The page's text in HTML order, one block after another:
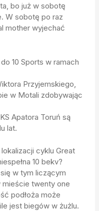
bo już w sobotę
W sobotę po raz
mother wyjechać
10 Sports w ramach
Przyjemskiego,
w Motali zdobywając
Apatora Toruń są
lat.
cyklu Great
10 bekv?
w tym liczącym
twenty one
podłoża może
jest biegów w żużlu.